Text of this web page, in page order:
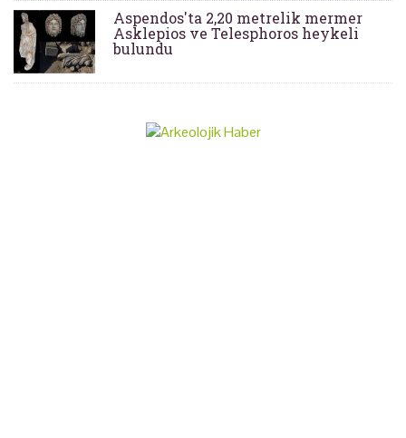
Aspendos'ta 2,20 metrelik mermer
Asklepios ve Telesphoros heykeli
bulundu